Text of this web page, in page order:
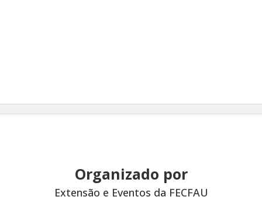
Organizado por
Extensão e Eventos da FECFAU